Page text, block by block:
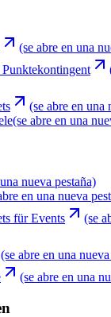
(se abre en una
(se abre en una
(se abre en una
nueva pestaña)
en una nueva
für Events
(se
(se abre en una
(se abre en una